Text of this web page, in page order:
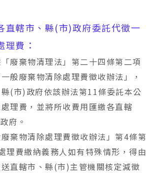
直轄市、縣(市)政府委託代徵一
理費：
廢棄物清理法」第二十四條第二項
般廢棄物清除處理費徵收辦法」，
(市)政府依該辦法第11條委託本公
理費，並將所收費用匯繳各直轄
府。
棄物清除處理費徵收辦法」第4條第
理費繳納義務人如有特殊情形，得由
直轄市、縣(市)主管機關核定減徵